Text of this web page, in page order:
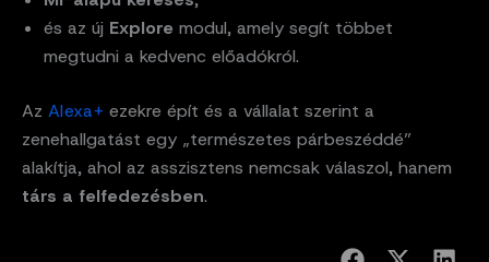
és az új Explore modul, amely segít többet
megtudni a kedvenc előadókról.
Az Alexa+ezekre épít és a vállalat szerint a
zenehallgatást egy „természetes párbeszéddé”
alakítja, ahol az asszisztens nemcsak válaszol, hanem
társ a felfedezésben.